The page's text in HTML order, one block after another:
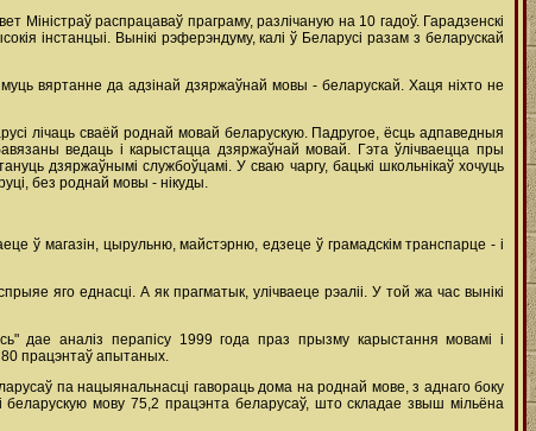
распрацаваў праграму, разлічаную на 10 гадоў. Гарадзенскі
інстанцыі. Вынікі рэферэндуму, калі ў Беларусі разам з беларускай
вяртанне да адзінай дзяржаўнай мовы - беларускай. Хаця ніхто не
лічаць сваёй роднай мовай беларускую. Падругое, ёсць адпаведныя
ведаць і карыстацца дзяржаўнай мовай. Гэта ўлічваецца пры
дзяржаўнымі службоўцамі. У сваю чаргу, бацькі школьнікаў хочуць
без роднай мовы - нікуды.
ў магазін, цырульню, майстэрню, едзеце ў грамадскім транспарце - і
яго еднасці. А як прагматык, улічваеце рэаліі. У той жа час вынікі
дае аналіз перапісу 1999 года праз прызму карыстання мовамі і
працэнтаў апытаных.
па нацыянальнасці гавораць дома на роднай мове, з аднаго боку
мову 75,2 працэнта беларусаў, што складае звыш мільёна